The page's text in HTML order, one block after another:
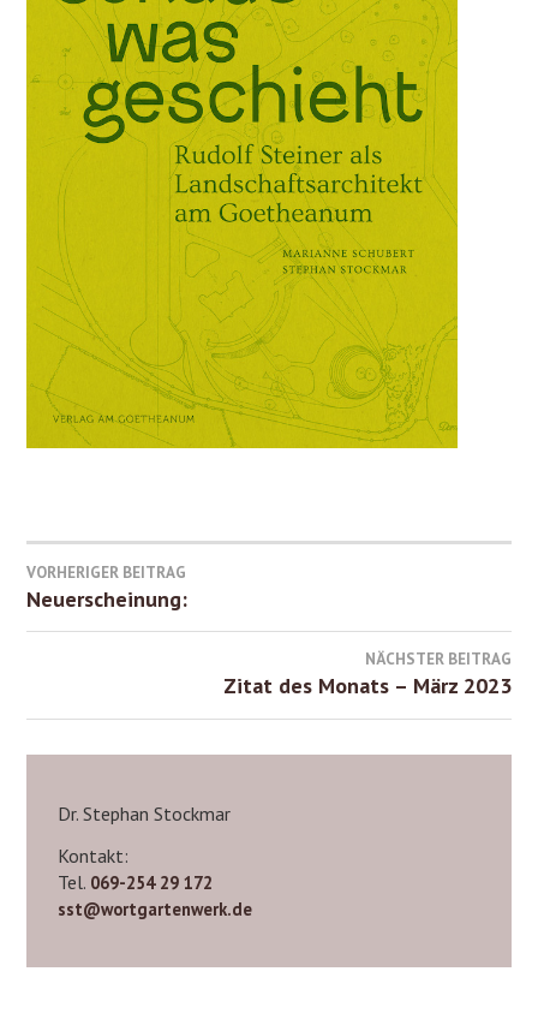
Beitrags-
Navigation
VORHERIGER BEITRAG
Neuerscheinung:
NÄCHSTER BEITRAG
Zitat des Monats – März 2023
Dr. Stephan Stockmar
Kontakt:
Tel. 069-254 29 172
sst@wortgartenwerk.de